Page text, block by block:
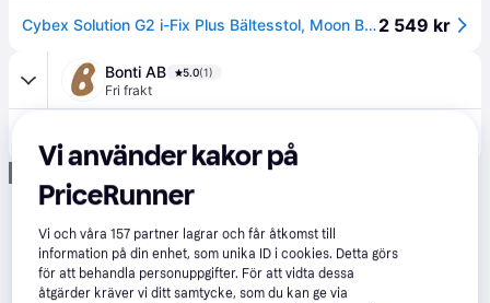
Cybex Solution G2 i-Fix Plus Bältesstol, Moon Black2 549 kr
Bonti AB 5.0(1)
Fri frakt
Annons
Vi använder kakor på
PriceRunner
Vi och våra157 partner lagrar och får åtkomst till
information på din enhet, som unika ID i cookies. Detta görs
för att behandla personuppgifter. För att vidta dessa
åtgärder kräver vi ditt samtycke, som du kan ge via